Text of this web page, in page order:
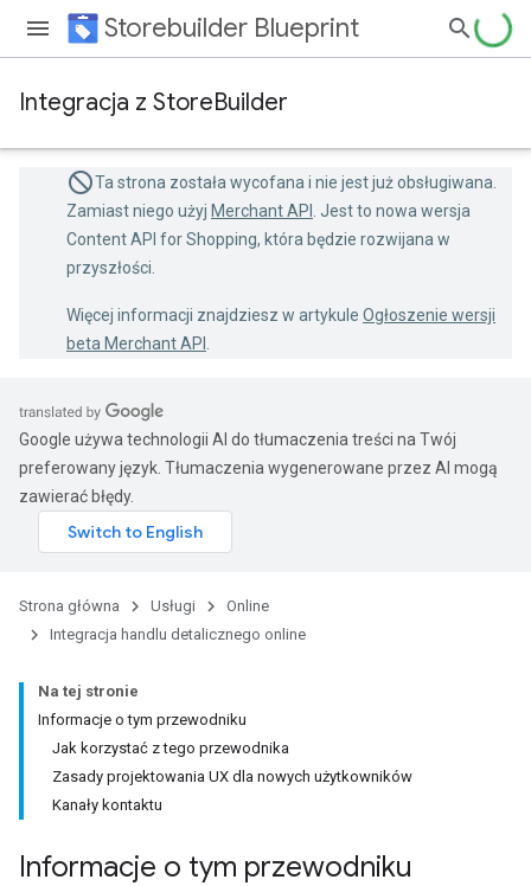
Storebuilder Blueprint
Integracja z StoreBuilder
Ta strona została wycofana i nie jest już obsługiwana.
Zamiast niego użyj Merchant API
. Jest to nowa wersja
Content API for Shopping, która będzie rozwijana w
przyszłości.
Więcej informacji znajdziesz w artykule Ogłoszenie wersji
beta Merchant API
Google używa technologii AI do tłumaczenia treści na Twój
preferowany język. Tłumaczenia wygenerowane przez AI mogą
zawierać błędy.
Strona główna Usługi
Online
Integracja handlu detalicznego online
Na tej stronie
Informacje o tym przewodniku
Jak korzystać z tego przewodnika
Zasady projektowania UX dla nowych użytkowników
Kanały kontaktu
Informacje o tym przewodniku